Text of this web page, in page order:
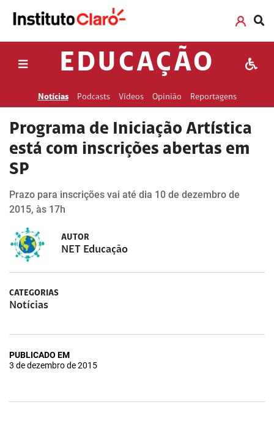
EDUCAÇÃO
Notícias Podcasts Vídeos Opinião Reportagens
Programa de Iniciação Artística
está com inscrições abertas em
SP
Prazo para inscrições vai até dia 10 de dezembro de
2015, às 17h
AUTOR
NET Educação
CATEGORIAS
Notícias
PUBLICADO EM
3 de dezembro de 2015